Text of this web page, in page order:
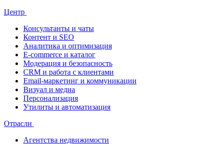
Центр
Консультанты и чаты
Контент и SEO
Аналитика и оптимизация
E-commerce и каталог
Модерация и безопасность
CRM и работа с клиентами
Email-маркетинг и коммуникации
Визуал и медиа
Персонализация
Утилиты и автоматизация
Отрасли
Агентства недвижимости